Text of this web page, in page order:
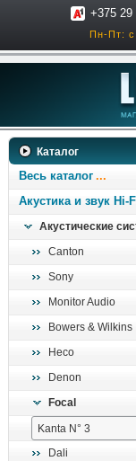
+375 29
Пн-Пт: с
Каталог
Весь каталог
Акустика и звук Hi-
Акустические
Canton
Sony
Monitor Audio
Bowers & Wilkins
Heco
Denon
Focal
Dali